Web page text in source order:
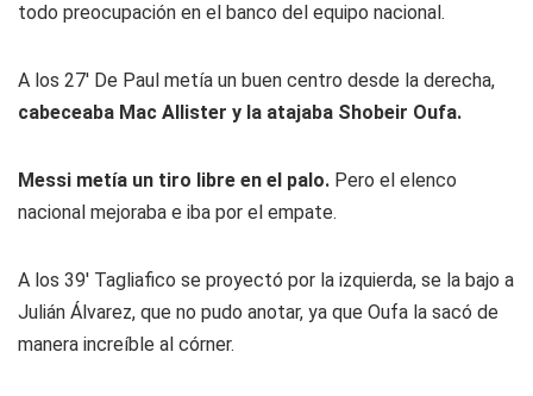
todo preocupación en el banco del equipo nacional.
A los 27' De Paul metía un buen centro desde la derecha,
cabeceaba Mac Allister y la atajaba Shobeir Oufa.
Messi metía un tiro libre en el palo. Pero el elenco
nacional mejoraba e iba por el empate.
A los 39' Tagliafico se proyectó por la izquierda, se la bajo a
Julián Álvarez, que no pudo anotar, ya que Oufa la sacó de
manera increíble al córner.